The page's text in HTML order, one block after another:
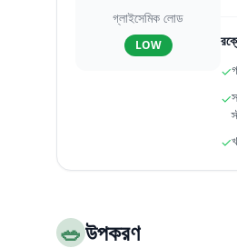
গ্লাইসেমিক লোড
LOW
✓
✓
✓
🥗উপকরণ